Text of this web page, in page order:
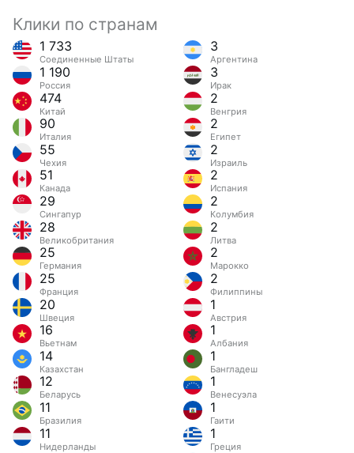
Клики по странам
1 733
Соединенные Штаты
1 190
Россия
474
Китай
90
Италия
55
Чехия
51
Канада
29
Сингапур
28
Великобритания
25
Германия
25
Франция
20
Швеция
16
Вьетнам
14
Казахстан
12
Беларусь
11
Бразилия
11
Нидерланды
3
Аргентина
3
Ирак
2
Венгрия
2
Египет
2
Израиль
2
Испания
2
Колумбия
2
Литва
2
Марокко
2
Филиппины
1
Австрия
1
Албания
1
Бангладеш
1
Венесуэла
1
Гаити
1
Греция